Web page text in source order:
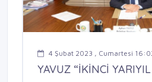
4 Şubat 2023 , Cumartesi
YAVUZ “İKİNCİ YARIYIL